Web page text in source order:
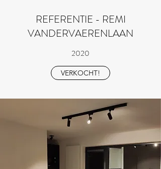
REFERENTIE - REMI
VANDERVAERENLAAN
2020
VERKOCHT!